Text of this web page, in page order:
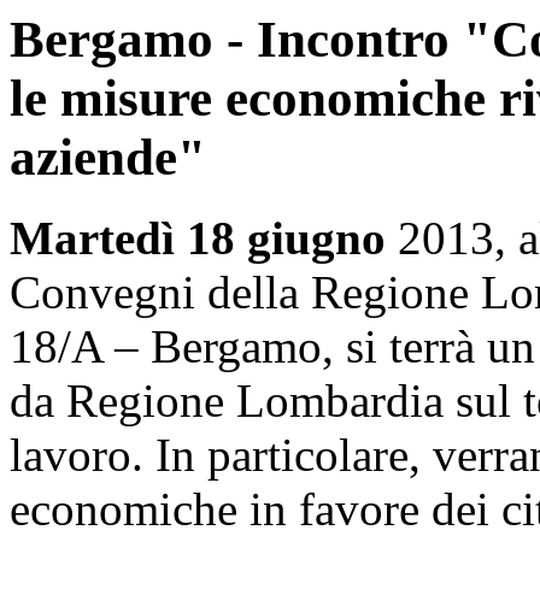
Bergamo - Incontro
le misure economiche
aziende"
Martedì 18 giugno 2013,
Convegni della Regione
18/A – Bergamo, si terrà
da Regione Lombardia sul
lavoro. In particolare,
economiche in favore dei